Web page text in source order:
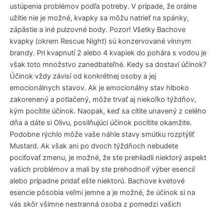
ustúpenia problémov podľa potreby. V prípade, že orálne
užitie nie je možné, kvapky sa môžu natrieť na spánky,
zápästie a iné pulzovné body. Pozor! Všetky Bachove
kvapky (okrem Rescue Night) sú konzervované vínnym
brandy. Pri kvapnutí 2 alebo 4 kvapiek do pohára s vodou je
však toto množstvo zanedbateľné. Kedy sa dostaví účinok?
Účinok vždy závisí od konkrétnej osoby a jej
emocionálnych stavov. Ak je emocionálny stav hlboko
zakorenený a potlačený, môže trvať aj niekoľko týždňov,
kým pocítite účinok. Naopak, keď sa cítite unavený z celého
dňa a dáte si Olivu, posilňujúci účinok pocítite okamžite.
Podobne rýchlo môže vaše náhle stavy smútku rozptýliť
Mustard. Ak však ani po dvoch týždňoch nebudete
pociťovať zmenu, je možné, že ste prehliadli niektorý aspekt
vašich problémov a mali by ste prehodnoiť výber esencií
alebo prípadne pridať ešte niektorú. Bachove kvetové
esencie pôsobia veľmi jemne a je možné, že účinok si na
vás skôr všimne nestranná osoba z pomedzi vašich